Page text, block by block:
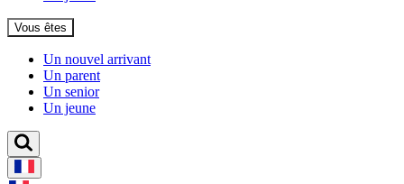
Vous êtes
Un nouvel arrivant
Un parent
Un senior
Un jeune